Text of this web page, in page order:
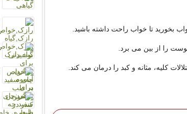
بخورید تا خواب راحت داشته باشید.
را از بین می برد.
کلیه، مثانه و کبد را درمان می کند.